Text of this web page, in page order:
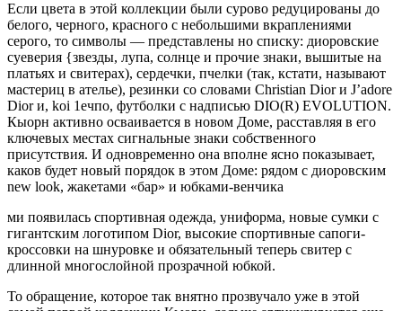
Если цвета в этой коллекции были сурово редуцированы до
белого, черного, красного с небольшими вкраплениями
серого, то символы — представлены но списку: диоровские
суеверия {звезды, лупа, солнце и прочие знаки, вышитые на
платьях и свитерах), сердечки, пчелки (так, кстати, назы­вают
мастериц в ателье), резинки со словами Christian Dior и J’adore
Dior и, koi 1ечпо, футболки с надписью DIO(R) EVOLUTION.
Кыорн активно осваивается в новом Доме, расставляя в его
ключевых местах сигнальные знаки соб­ственного
присутствия. И одновременно она вполне ясно показывает,
каков будет новый порядок в этом Доме: рядом с диоровским
new look, жакетами «бар» и юбками-венчика­
ми появилась спортивная одежда, униформа, новые сумки с
гигантским логотипом Dior, высокие спортивные сапо­ги-
кроссовки на шнуровке и обязательный теперь свитер с
длинной многослойной прозрачной юбкой.
То обращение, которое так внятно прозвучало уже в этой